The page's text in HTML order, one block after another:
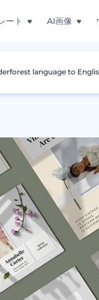
ート AI画像
タグラム・ストーリー
language to